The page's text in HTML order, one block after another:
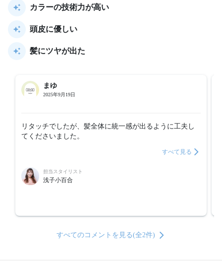
カラーの技術力が高い
頭皮に優しい
髪にツヤが出た
まゆ
2025年9月19日
リタッチでしたが、髪全体に統一感が出るように工夫し
てくださいました。
すべて見る
担当スタイリスト
浅子小百合
すべてのコメントを見る(全2件)